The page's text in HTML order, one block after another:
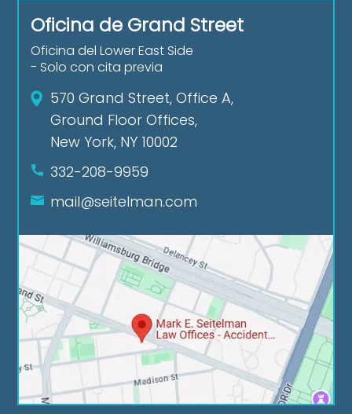
Oficina de Grand Street
Oficina del Lower East Side
- Solo con cita previa
570 Grand Street, Office A,
Ground Floor Offices,
New York, NY 10002
332-208-9959
mail@seitelman.com